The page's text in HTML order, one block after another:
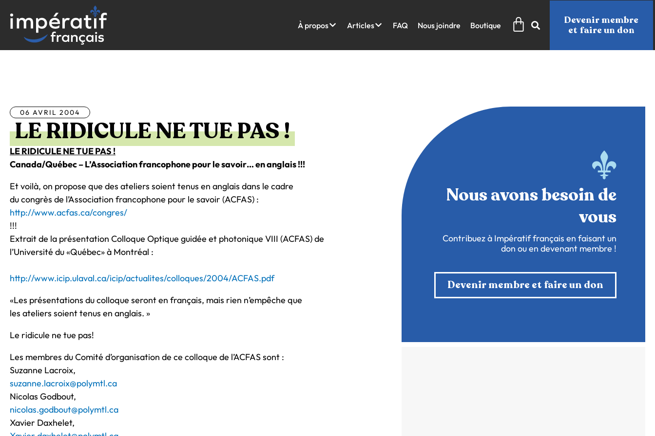
contenu
À propos Articles FAQ Nous joindre Boutique Panier
Devenir membre
et faire un don
06 AVRIL 2004
LE RIDICULE NE TUE PAS !
LE RIDICULE NE TUE PAS !
Canada/Québec – L’Association francophone pour le savoir… en anglais !!!
Et voilà, on propose que des ateliers soient tenus en anglais dans le cadre
du congrès de l’Association francophone pour le savoir (ACFAS) :
http://www.acfas.ca/congres/
!!!
Extrait de la présentation Colloque Optique guidée et photonique VIII (ACFAS) de
l’Université du «Québec» à Montréal :
http://www.icip.ulaval.ca/icip/actualites/colloques/2004/ACFAS.pdf
«Les présentations du colloque seront en français, mais rien n’empêche que
les ateliers soient tenus en anglais. »
Le ridicule ne tue pas!
Les membres du Comité d’organisation de ce colloque de l’ACFAS sont :
Suzanne Lacroix,
suzanne.lacroix@polymtl.ca
Nicolas Godbout,
nicolas.godbout@polymtl.ca
Xavier Daxhelet,
Nous avons besoin de
vous
Contribuez à Impératif français en faisant un
don ou en devenant membre !
Devenir membre et faire un don